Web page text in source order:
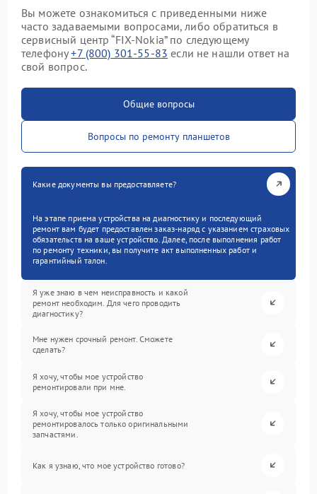
Вы можете ознакомиться с приведенными ниже
часто задаваемыми вопросами, либо обратиться в
сервисный центр “FIX-Nokia” по следующему
телефону+7 (800) 301-55-83 если не нашли ответ на
свой вопрос.
Общие вопросы
Вопросы по ремонту планшетов
Какие документы вы предоставляете?
На этапе приема устройства на диагностику и последующий
ремонт вам будет предоставлен заказ-наряд с указанием страховых
обязательств на ваше устройство. Далее, после выполнения работ
по ремонту техники, вы получите акт выполненных работ и
гарантийный талон.
Я уже знаю в чем неисправность и какой
ремонт необходим. Для чего проводить
диагностику?
Мне нужен срочный ремонт. Сможете
сделать?
Я хочу, чтобы мое устройство
ремонтировали при мне.
Я хочу, чтобы мое устройство
ремонтировалось только оригинальными
запчастями.
Как я узнаю, что мое устройство готово?